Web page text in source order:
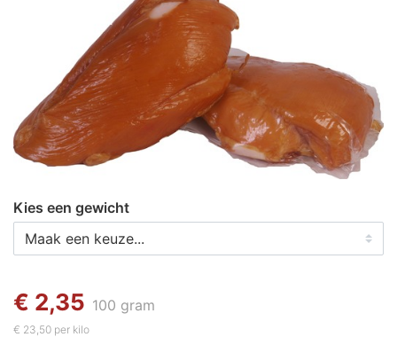
Kies een gewicht
€ 2,35 100 gram
€ 23,50 per kilo